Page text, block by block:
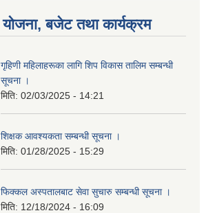
योजना, बजेट तथा कार्यक्रम
गृहिणी महिलाहरूका लागि शिप विकास तालिम सम्बन्धी
सूचना ‌।
मिति: 02/03/2025 - 14:21
शिक्षक आवश्यकता सम्बन्धी सूचना ।
मिति: 01/28/2025 - 15:29
फिक्कल अस्पतालबाट सेवा सुचारु सम्बन्धी सूचना ।
मिति: 12/18/2024 - 16:09